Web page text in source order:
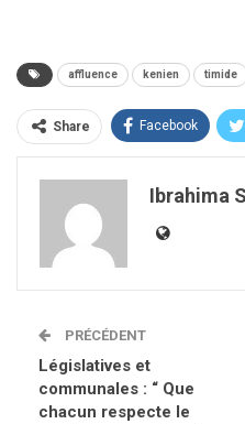
affluence kenien timide
Share Facebook
Ibrahima
PRÉCÉDENT
Législatives et
communales : “ Que
chacun respecte le